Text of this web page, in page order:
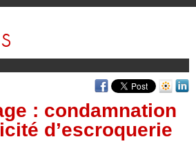
: condamnation
d’escroquerie